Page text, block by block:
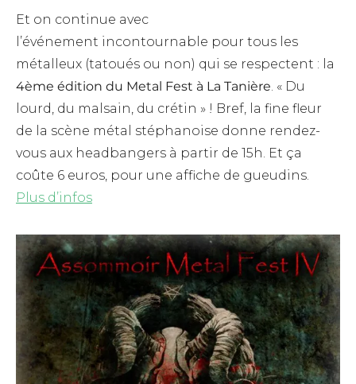
Et on continue avec
l’événement incontournable pour tous les
métalleux (tatoués ou non) qui se respectent : la
4ème édition du Metal Fest à La Tanière . « Du
lourd, du malsain, du crétin » ! Bref, la fine fleur
de la scène métal stéphanoise donne rendez-
vous aux headbangers à partir de 15h. Et ça
coûte 6 euros, pour une affiche de gueudins.
Plus d’infos